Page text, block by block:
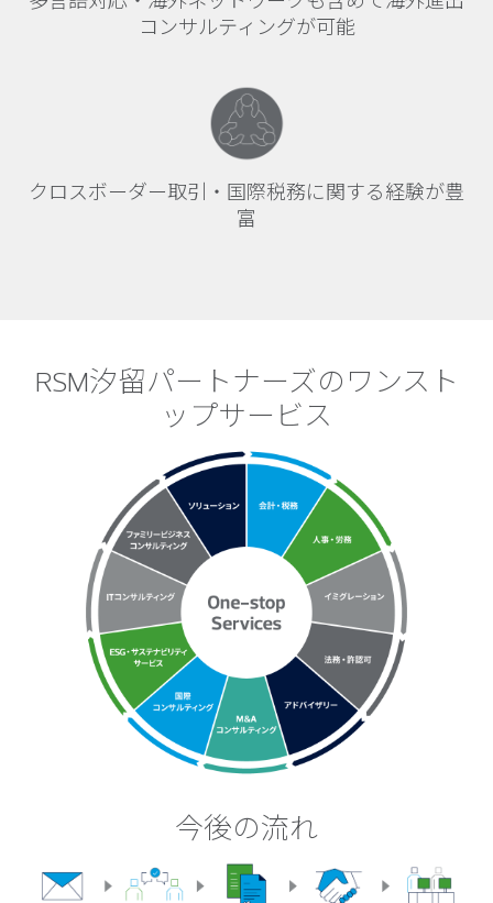
コンサルティングが可能
クロスボーダー取引・国際税務に関する経験が豊
富
RSM汐留パートナーズのワンスト
ップサービス
今後の流れ